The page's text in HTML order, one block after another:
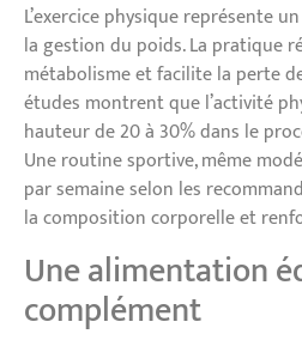
L’exercice physique représente
la gestion du poids. La pratique
métabolisme et facilite la perte
études montrent que l’activité
hauteur de 20 à 30% dans le
Une routine sportive, même
par semaine selon les
la composition corporelle et
Une alimentation
complément